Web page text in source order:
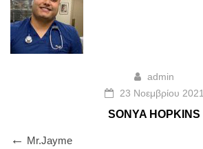
admin
23 Νοεμβρίου 2021
SONYA HOPKINS
Mr.Jayme